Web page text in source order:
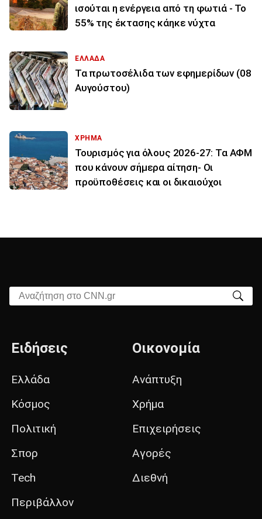
ισούται η ενέργεια από τη φωτιά - Το
55% της έκτασης κάηκε νύχτα
ΕΛΛΑΔΑ
Τα πρωτοσέλιδα των εφημερίδων (08
Αυγούστου)
ΧΡΗΜΑ
Τουρισμός για όλους 2026-27: Τα ΑΦΜ
που κάνουν σήμερα αίτηση- Οι
προϋποθέσεις και οι δικαιούχοι
Αναζήτηση στο CNN.gr
Ειδήσεις
Ελλάδα
Κόσμος
Πολιτική
Σπορ
Tech
Περιβάλλον
Οικονομία
Ανάπτυξη
Χρήμα
Επιχειρήσεις
Αγορές
Διεθνή